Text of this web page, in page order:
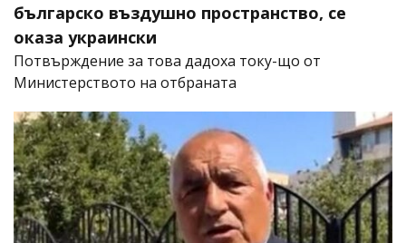
българско въздушно пространство, се
оказа украински
Потвърждение за това дадоха току-що от
Министерството на отбраната